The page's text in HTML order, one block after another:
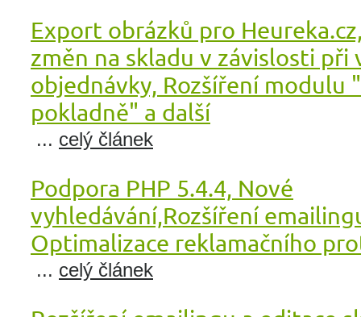
Export obrázků pro
změn na skladu v závislosti při
objednávky, Rozšíření modulu
pokladně" a další
... celý článek
Podpora PHP 5.4.4, Nové
vyhledávání,Rozšíření
Optimalizace reklamačního
... celý článek